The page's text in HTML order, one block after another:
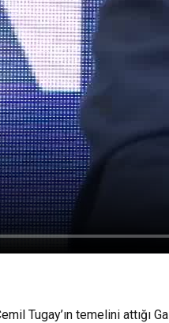
Tugay’ın temelini attığı